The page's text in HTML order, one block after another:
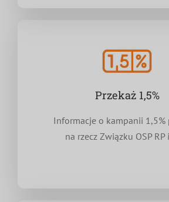
Przekaż 1,5%
Informacje o kampanii 1,5%
na rzecz Związku OSP RP